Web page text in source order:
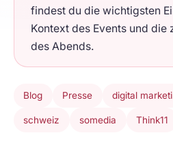
findest du die wichtigsten
Kontext des Events und die
des Abends.
Blog Presse digital
schweiz somedia Think11